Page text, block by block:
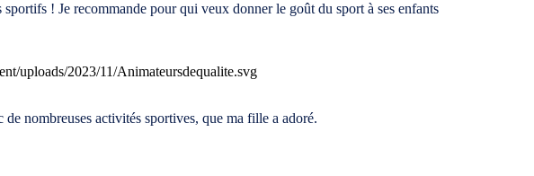
sportifs ! Je recommande pour qui veux donner le goût du sport à ses enfants
de nombreuses activités sportives, que ma fille a adoré.